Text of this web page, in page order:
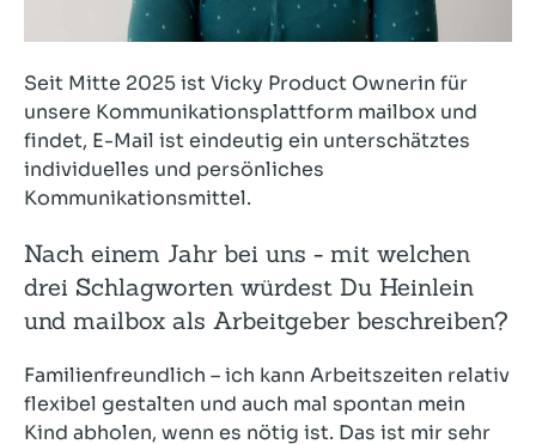
Seit Mitte 2025 ist Vicky Product Ownerin für
unsere Kommunikationsplattform mailbox und
findet, E-Mail ist eindeutig ein unterschätztes
individuelles und persönliches
Kommunikationsmittel.
Nach einem Jahr bei uns - mit welchen
drei Schlagworten würdest Du Heinlein
und mailbox als Arbeitgeber beschreiben?
Familienfreundlich – ich kann Arbeitszeiten relativ
flexibel gestalten und auch mal spontan mein
Kind abholen, wenn es nötig ist. Das ist mir sehr